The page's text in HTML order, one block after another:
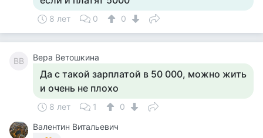
8 лет 0 0
ВВ Вера Ветошкина
Да с такой зарплатой в 50 000, можно жить
и очень не плохо
8 лет 1
0
Валентин Витальевич